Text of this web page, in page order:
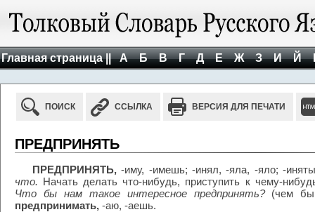
Главная страница || А Б В Г Д Е Ж З И Й
ПОИСК ССЫЛКА ВЕРСИЯ ДЛЯ ПЕЧАТИ
ПРЕДПРИНЯТЬ
ПРЕДПРИНЯТЬ, -иму, -имешь; -инял, -яла, -яло; -
что. Начать делать что-нибудь, приступить к чему-
Что бы нам такое интересное предпринять?(чем бы
предпринимать, -аю, -аешь.